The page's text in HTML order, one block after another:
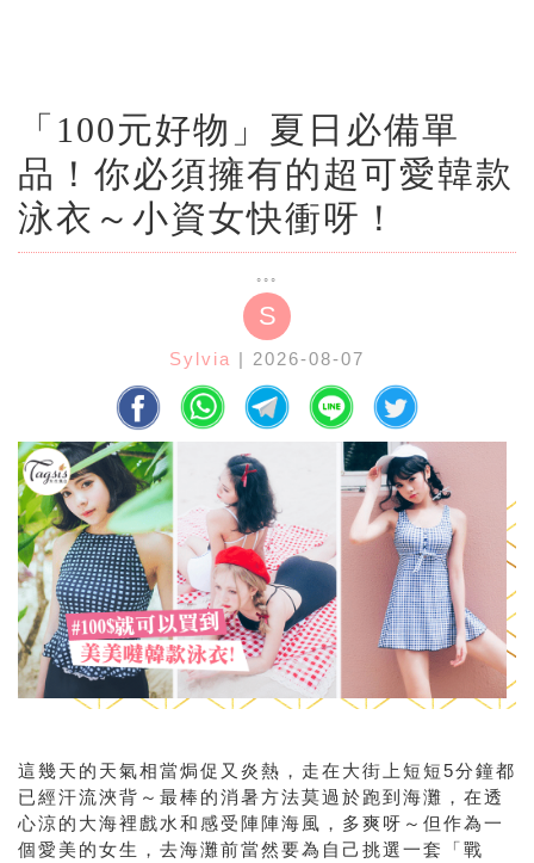
「100元好物」夏日必備單
品！你必須擁有的超可愛韓款
泳衣～小資女快衝呀！
S
Sylvia | 2026-08-07
這幾天的天氣相當焗促又炎熱，走在大街上短短5分鐘都
已經汗流浹背～最棒的消暑方法莫過於跑到海灘，在透
心涼的大海裡戲水和感受陣陣海風，多爽呀～但作為一
個愛美的女生，去海灘前當然要為自己挑選一套「戰